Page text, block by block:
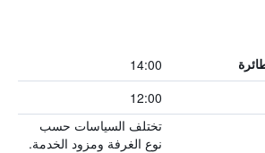
14:00
12:00
تختلف السياسات حسب
نوع الغرفة ومزود الخدمة.